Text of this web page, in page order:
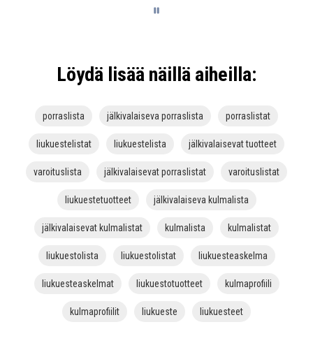
Löydä lisää näillä aiheilla:
porraslista jälkivalaiseva porraslista porraslistat
liukuestelistat liukuestelista jälkivalaisevat tuotteet
varoituslista jälkivalaisevat porraslistat varoituslistat
liukuestetuotteet jälkivalaiseva kulmalista
jälkivalaisevat kulmalistat kulmalista kulmalistat
liukuestolista liukuestolistat liukuesteaskelma
liukuesteaskelmat liukuestotuotteet kulmaprofiili
kulmaprofiilit liukueste liukuesteet